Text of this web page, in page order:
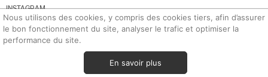
Nous utilisons des cookies, y compris des cookies tiers, afin d’assurer
le bon fonctionnement du site, analyser le trafic et optimiser la
performance du site.
En savoir plus
INSTAGRAM
YOUTUBE
BLUESKY